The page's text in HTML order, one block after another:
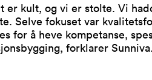
er kult, og vi er stolte. Vi
Selve fokuset var
for å heve kompetanse,
forklarer Sunniva.